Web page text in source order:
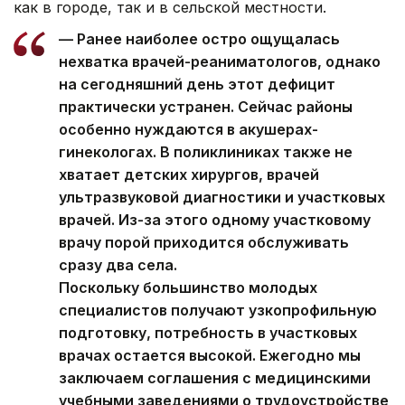
как в городе, так и в сельской местности.
— Ранее наиболее остро ощущалась
нехватка врачей-реаниматологов, однако
на сегодняшний день этот дефицит
практически устранен. Сейчас районы
особенно нуждаются в акушерах-
гинекологах. В поликлиниках также не
хватает детских хирургов, врачей
ультразвуковой диагностики и участковых
врачей. Из-за этого одному участковому
врачу порой приходится обслуживать
сразу два села.
Поскольку большинство молодых
специалистов получают узкопрофильную
подготовку, потребность в участковых
врачах остается высокой. Ежегодно мы
заключаем соглашения с медицинскими
учебными заведениями о трудоустройстве